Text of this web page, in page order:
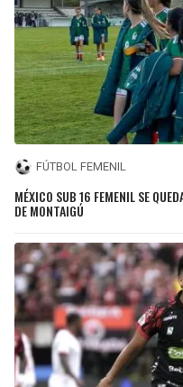
FÚTBOL FEMENIL
MÉXICO SUB 16 FEMENIL SE
DE MONTAIGÚ